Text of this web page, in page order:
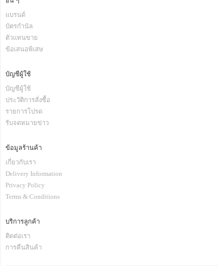
แบรนด์
บัตรกำนัล
ตัวแทนขาย
ข้อเสนอพิเสษ
บัญชีผู้ใช้
บัญชีผู้ใช้
ประวัติการสั่งซื้อ
รายการโปรด
รับจดหมายข่าว
ข้อมูลร้านค้า
เกี่ยวกับเรา
Delivery Information
Privacy Policy
Terms & Conditions
บริการลูกค้า
ติดต่อเรา
การคืนสินค้า